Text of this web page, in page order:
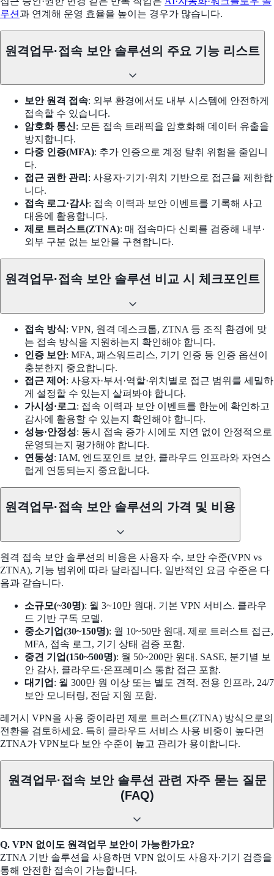
루션 과 연계해 운영 효율을 높이는 경우가 많습니다.
원격업무·접속 보안 솔루션의 주요 기능 리스트
보안 원격 접속: 외부 환경에서도 내부 시스템에 안전하게
접속할 수 있습니다.
암호화 통신: 모든 접속 트래픽을 암호화해 데이터 유출을
방지합니다.
다중 인증(MFA): 추가 인증으로 계정 탈취 위험을 줄입니
다.
접근 권한 관리 : 사용자·기기·위치 기반으로 접근을 제한합
니다.
접속 로그·감사: 접속 이력과 보안 이벤트를 기록해 사고
대응에 활용합니다.
제로 트러스트(ZTNA): 매 접속마다 신뢰를 검증해 내부·
외부 구분 없는 보안을 구현합니다.
원격업무·접속 보안 솔루션 비교 시 체크포인트
접속 방식: VPN, 원격 데스크톱, ZTNA 등 조직 환경에 맞
는 접속 방식을 지원하는지 확인해야 합니다.
인증 보안: MFA, 패스워드리스, 기기 인증 등 인증 옵션이
충분한지 중요합니다.
접근 제어 : 사용자·부서·역할·위치별로 접근 범위를 세밀하
게 설정할 수 있는지 살펴봐야 합니다.
가시성·로그: 접속 이력과 보안 이벤트를 한눈에 확인하고
감사에 활용할 수 있는지 확인해야 합니다.
성능·안정성: 동시 접속 증가 시에도 지연 없이 안정적으로
운영되는지 평가해야 합니다.
연동성: IAM, 엔드포인트 보안, 클라우드 인프라와 자연스
럽게 연동되는지 중요합니다.
원격업무·접속 보안 솔루션의 가격 및 비용
원격 접속 보안 솔루션의 비용은 사용자 수, 보안 수준(VPN vs
ZTNA), 기능 범위에 따라 달라집니다. 일반적인 요금 수준은 다
음과 같습니다.
소규모(~30명): 월 3~10만 원대. 기본 VPN 서비스. 클라우
드 기반 구독 모델.
중소기업(30~150명): 월 10~50만 원대. 제로 트러스트 접근,
MFA, 접속 로그, 기기 상태 검증 포함.
중견 기업(150~500명): 월 50~200만 원대. SASE, 분기별 보
안 감사, 클라우드·온프레미스 통합 접근 포함.
대기업 : 월 300만 원 이상 또는 별도 견적. 전용 인프라, 24/7
보안 모니터링, 전담 지원 포함.
레거시 VPN을 사용 중이라면 제로 트러스트(ZTNA) 방식으로의
전환을 검토하세요. 특히 클라우드 서비스 사용 비중이 높다면
ZTNA가 VPN보다 보안 수준이 높고 관리가 용이합니다.
원격업무·접속 보안 솔루션 관련 자주 묻는 질문
(FAQ)
Q. VPN 없이도 원격업무 보안이 가능한가요?
ZTNA 기반 솔루션을 사용하면 VPN 없이도 사용자·기기 검증을
통해 안전한 접속이 가능합니다.